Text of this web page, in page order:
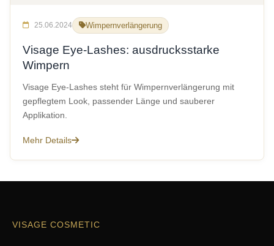
25.06.2024 Wimpernverlängerung
Visage Eye-Lashes: ausdrucksstarke
Wimpern
Visage Eye-Lashes steht für Wimpernverlängerung mit
gepflegtem Look, passender Länge und sauberer
Applikation.
Mehr Details
VISAGE COSMETIC